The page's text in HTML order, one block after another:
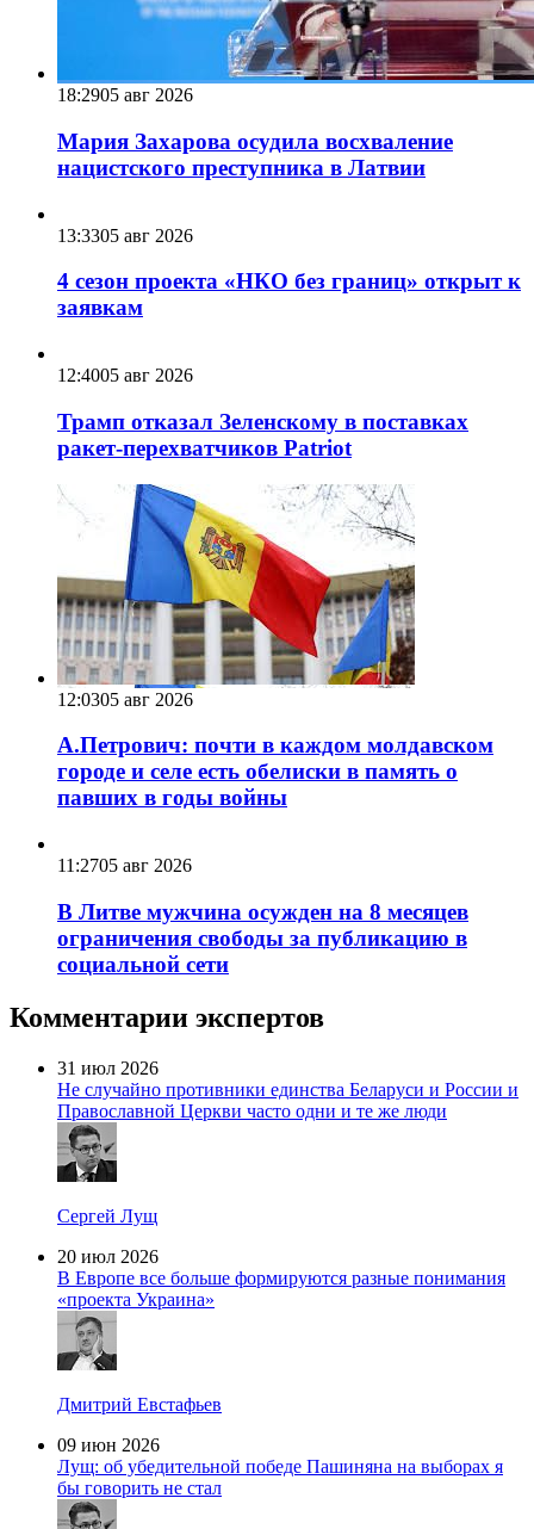
18:2905 авг 2026
Мария Захарова осудила восхваление
нацистского преступника в Латвии
13:3305 авг 2026
4 сезон проекта «НКО без границ» открыт к
заявкам
12:4005 авг 2026
Трамп отказал Зеленскому в поставках
ракет-перехватчиков Patriot
12:0305 авг 2026
А.Петрович: почти в каждом молдавском
городе и селе есть обелиски в память о
павших в годы войны
11:2705 авг 2026
В Литве мужчина осужден на 8 месяцев
ограничения свободы за публикацию в
социальной сети
Комментарии экспертов
31 июл 2026
Не случайно противники единства Беларуси и России и
Православной Церкви часто одни и те же люди
Сергей Лущ
20 июл 2026
В Европе все больше формируются разные понимания
«проекта Украина»
Дмитрий Евстафьев
09 июн 2026
Лущ: об убедительной победе Пашиняна на выборах я
бы говорить не стал